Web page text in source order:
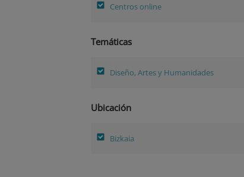
Centros online
Temáticas
Diseño, Artes y Humanidades
Ubicación
Bizkaia